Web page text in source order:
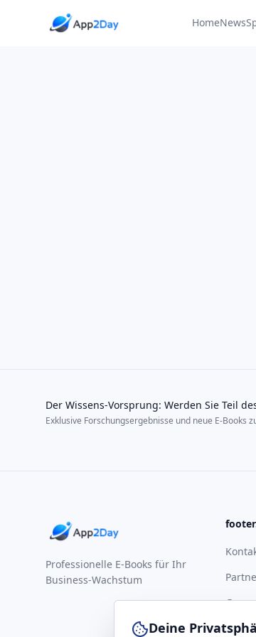
HomeNews
Der Wissens-Vorsprung: Werden Sie Teil
Exklusive Forschungsergebnisse und neue E-Books
Professionelle E-Books für Ihr
Business-Wachstum
Deine